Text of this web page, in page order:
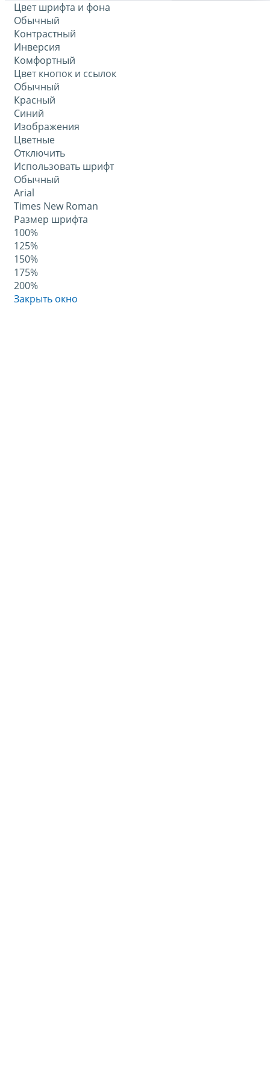
Цвет шрифта и фона
Обычный
Контрастный
Инверсия
Комфортный
Цвет кнопок и ссылок
Обычный
Красный
Синий
Изображения
Цветные
Отключить
Использовать шрифт
Обычный
Arial
Times New Roman
Размер шрифта
100%
125%
150%
175%
200%
Закрыть окно